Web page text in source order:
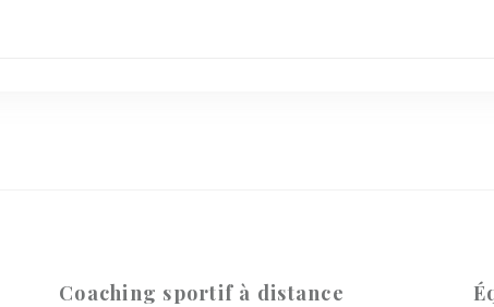
Coaching sportif à distance